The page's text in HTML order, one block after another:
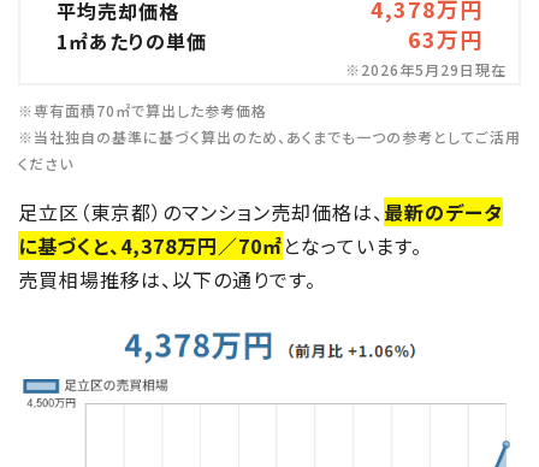
平均売却価格 4,378万円
1㎡あたりの単価 63万円
※2026年5月29日現在
※専有面積70㎡で算出した参考価格
※当社独自の基準に基づく算出のため、あくまでも一つの参考としてご活用
ください
足立区（東京都）のマンション売却価格は、最新のデータ
に基づくと、4,378万円／70㎡となっています。
売買相場推移は、以下の通りです。